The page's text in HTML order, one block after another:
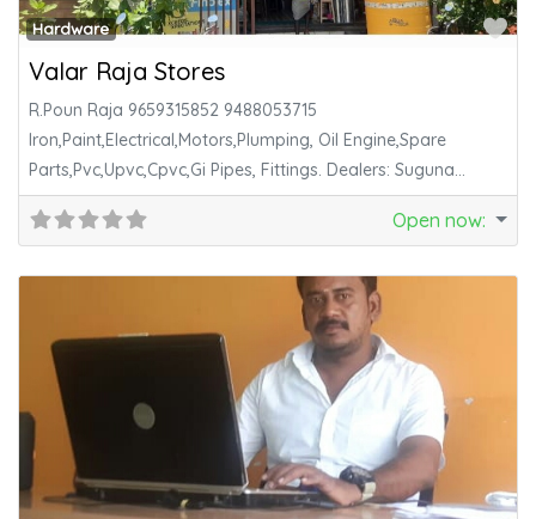
Hardware
Valar Raja Stores
R.Poun Raja 9659315852 9488053715
Iron,Paint,Electrical,Motors,Plumping, Oil Engine,Spare
Parts,Pvc,Upvc,Cpvc,Gi Pipes, Fittings. Dealers: Suguna
Motors,Fine Tech Hdpe Hose,Asian Paints, Aasirvadh Pipes.
Open now: